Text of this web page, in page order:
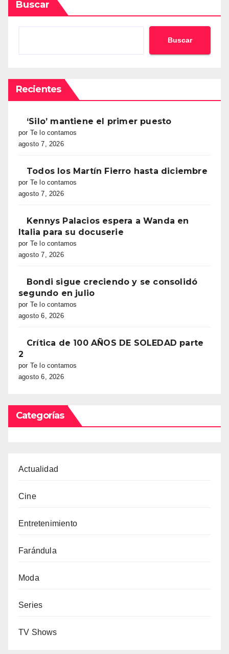
Buscar
Buscar
Recientes
‘Silo’ mantiene el primer puesto
por Te lo contamos
agosto 7, 2026
Todos los Martín Fierro hasta diciembre
por Te lo contamos
agosto 7, 2026
Kennys Palacios espera a Wanda en
Italia para su docuserie
por Te lo contamos
agosto 7, 2026
Bondi sigue creciendo y se consolidó
segundo en julio
por Te lo contamos
agosto 6, 2026
Crítica de 100 AÑOS DE SOLEDAD parte
2
por Te lo contamos
agosto 6, 2026
Categorías
Actualidad
Cine
Entretenimiento
Farándula
Moda
Series
TV Shows